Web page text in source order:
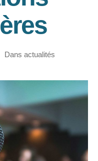
Dans actualités